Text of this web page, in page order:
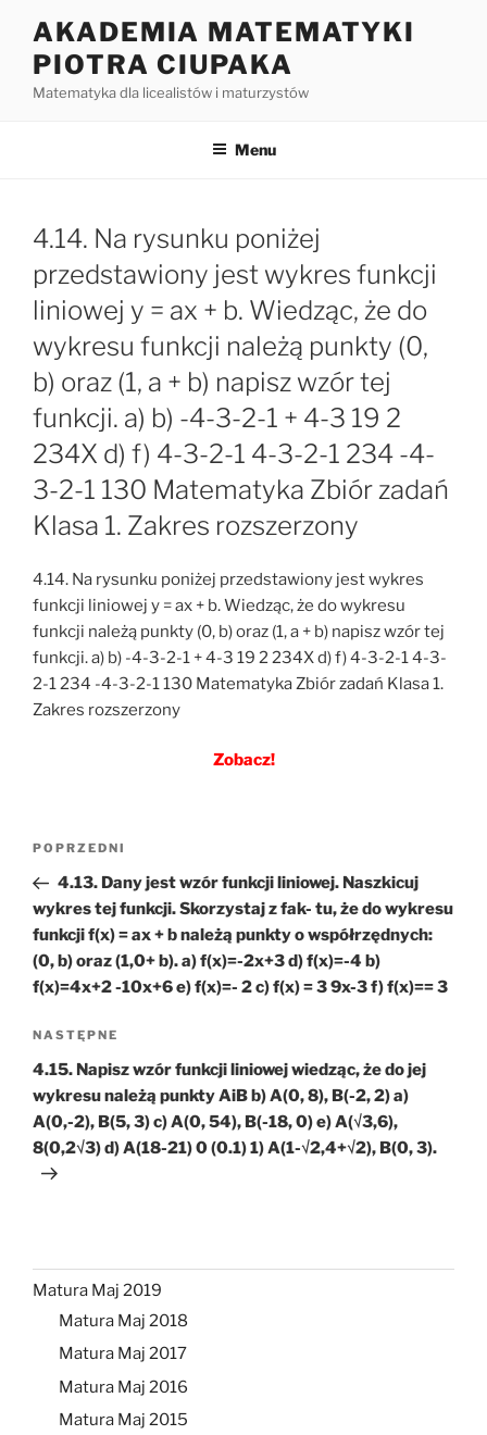
treści
AKADEMIA MATEMATYKI
PIOTRA CIUPAKA
Matematyka dla licealistów i maturzystów
Menu
4.14. Na rysunku poniżej
przedstawiony jest wykres funkcji
liniowej y = ax + b. Wiedząc, że do
wykresu funkcji należą punkty (0,
b) oraz (1, a + b) napisz wzór tej
funkcji. a) b) -4-3-2-1 + 4-3 19 2
234X d) f) 4-3-2-1 4-3-2-1 234 -4-
3-2-1 130 Matematyka Zbiór zadań
Klasa 1. Zakres rozszerzony
4.14. Na rysunku poniżej przedstawiony jest wykres
funkcji liniowej y = ax + b. Wiedząc, że do wykresu
funkcji należą punkty (0, b) oraz (1, a + b) napisz wzór tej
funkcji. a) b) -4-3-2-1 + 4-3 19 2 234X d) f) 4-3-2-1 4-3-
2-1 234 -4-3-2-1 130 Matematyka Zbiór zadań Klasa 1.
Zakres rozszerzony
Zobacz!
Nawigacja
Poprzedni
wpis
POPRZEDNI
4.13. Dany jest wzór funkcji liniowej. Naszkicuj
wykres tej funkcji. Skorzystaj z fak- tu, że do wykresu
funkcji f(x) = ax + b należą punkty o współrzędnych:
(0, b) oraz (1,0+ b). a) f(x)=-2x+3 d) f(x)=-4 b)
f(x)=4x+2 -10x+6 e) f(x)=- 2 c) f(x) = 3 9x-3 f) f(x)== 3
Następny
wpis
NASTĘPNE
4.15. Napisz wzór funkcji liniowej wiedząc, że do jej
wykresu należą punkty AiB b) A(0, 8), B(-2, 2) a)
A(0,-2), B(5, 3) c) A(0, 54), B(-18, 0) e) A(√3,6),
8(0,2√3) d) A(18-21) 0 (0.1) 1) A(1-√2,4+√2), B(0, 3).
Matura Maj 2019
Matura Maj 2018
Matura Maj 2017
Matura Maj 2016
Matura Maj 2015